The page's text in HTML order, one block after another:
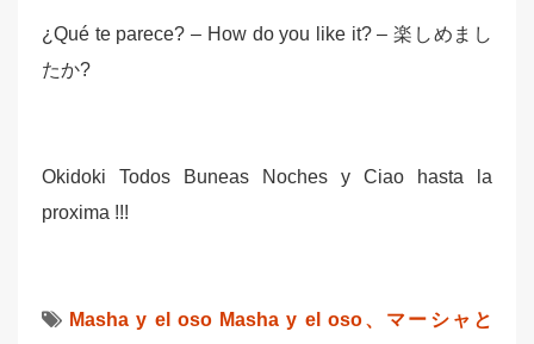
¿Qué te parece? – How do you like it? – 楽しめまし
たか?
Okidoki Todos Buneas Noches y Ciao hasta la
proxima !!!
Masha y el oso Masha y el oso、マーシャと